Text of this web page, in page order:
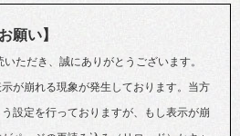
願い】
ただき、誠にありがとうございます。
が崩れる現象が発生しております。当方
設定を行っておりますが、もし表示が崩